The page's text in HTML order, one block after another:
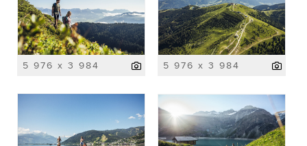
5 976 x 3 984 5 976 x 3 984